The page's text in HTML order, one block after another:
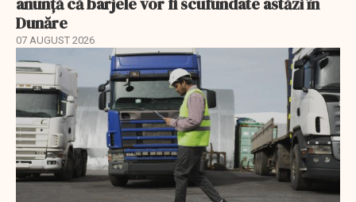
Dunăre
07 AUGUST 2026